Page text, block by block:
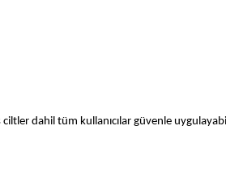
dahil tüm kullanıcılar güvenle